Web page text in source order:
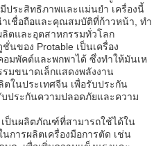
ประสิทธิภาพและแม่นยํา เครื่องนี้
เชื่อถือและคุณสมบัติที่ก้าวหน้า, ทํา
ตและอุตสาหกรรมทั่วโลก
นของ Protable เป็นเครื่อง
มพัคต์และพกพาได้ ซึ่งทําให้มันเห
มขนาดเล็กแสดงพลังงาน
ตในประเทศจีน เพื่อรับประกัน
ประกันความปลอดภัยและความ
ป็นผลิตภัณฑ์ที่สามารถใช้ได้ใน
การผลิตเครื่องมือการตัด เช่น